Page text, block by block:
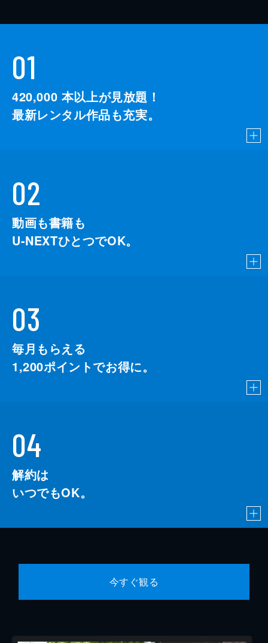
01
420,000 本以上が見放題！
最新レンタル作品も充実。
02
動画も書籍も
U-NEXTひとつでOK。
03
毎月もらえる
1,200ポイントでお得に。
04
解約は
いつでもOK。
今すぐ観る